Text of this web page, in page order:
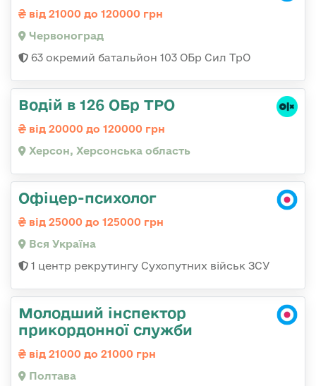
від 21000 до 120000 грн
Червоноград
63 окремий батальйон 103 ОБр Сил ТрО
Водій в 126 ОБр ТРО
від 20000 до 120000 грн
Херсон, Херсонська область
Офіцер-психолог
від 25000 до 125000 грн
Вся Україна
1 центр рекрутингу Сухопутних військ ЗСУ
Молодший інспектор
прикордонної служби
від 21000 до 21000 грн
Полтава